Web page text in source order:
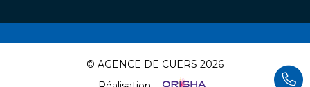
© AGENCE DE CUERS 2026